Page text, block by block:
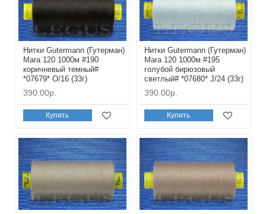
Нитки Gutermann (Гутерман)
Mara 120 1000м #190
коричневый темный#
*07679* O/16 (33г)
390.00р.
Купить
Нитки Gutermann (Гутерман)
Mara 120 1000м #195
голубой бирюзовый
светлый# *07680* J/24 (33г)
390.00р.
Купить